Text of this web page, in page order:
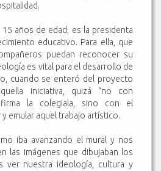
años de edad, es la presidenta
educativo. Para ella, que
puedan reconocer su
es vital para el desarrollo de
cuando se enteró del proyecto
iniciativa, quizá “no con
la colegiala, sino con el
emular aquel trabajo artístico.
iba avanzando el mural y nos
las imágenes que dibujaban los
ver nuestra ideología, cultura y